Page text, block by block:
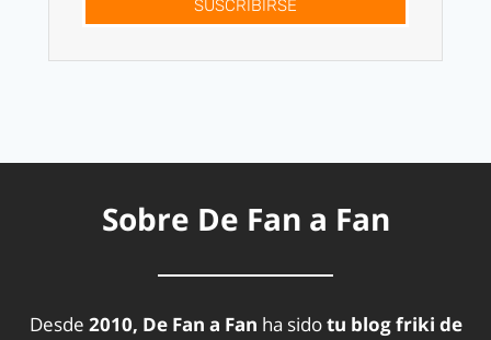
SUSCRÍBIRSE
Sobre De Fan a Fan
Desde 2010, De Fan a Fan ha sidotu blog friki de